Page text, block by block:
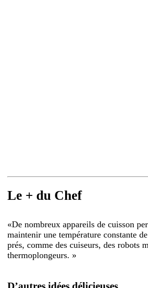
Le + du Chef
«De nombreux appareils de cuisson
maintenir une température constante
prés, comme des cuiseurs, des robots
thermoplongeurs. »